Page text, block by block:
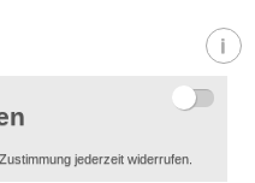
jederzeit widerrufen.